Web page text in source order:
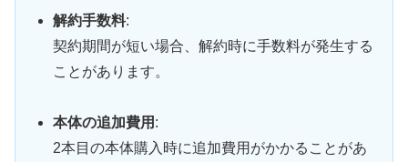
解約手数料:
契約期間が短い場合、解約時に手数料が発生する
ことがあります。
本体の追加費用 :
2本目の本体購入時に追加費用がかかることがあ